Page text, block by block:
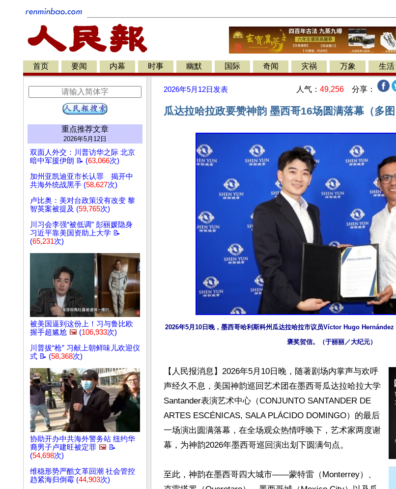
首页 要闻 内幕 时事 幽默 国际 奇闻 灾祸 万象 生活
重点推荐文章
2026年5月12日
双面人外交：川普访华之际 北京
暗中军援伊朗 📝 (63,066次)
加州亚凯迪亚市长认罪 揭开中
共海外统战黑手 (58,627次)
卢比奥：美对台政策没有改变 黎
智英案被提及 (59,765次)
川习会李强“被低调” 彭丽媛隐身
习近平靠美国资助上大学 📝
(65,231次)
被美国逼到这份上！习与鲁比欧
握手超尴尬 🖼️ (106,933次)
川普拔“枪” 习献上朝鲜味儿欢迎仪
式 📝 (58,368次)
协助开办中共海外警务站 纽约华
裔男子卢建旺被定罪 🖼️ 📝
(54,698次)
维稳形势严酷文革回潮 社会管控
趋紧海归倒霉 (44,903次)
2026年5月12日 发表 人气： 49,256 分享：
瓜达拉哈拉政要赞神韵 墨西哥16场圆满落幕（多图
2026年5月10日晚，墨西哥哈利斯科州瓜达拉哈拉市议员Víctor Hugo
褒奖贺信。（于丽丽／大纪元）
【人民报消息】2026年5月10日晚，随著剧场内掌声与欢呼
声经久不息，美国神韵巡回艺术团在墨西哥瓜达拉哈拉大学
Santander表演艺术中心（CONJUNTO SANTANDER DE
ARTES ESCÉNICAS, SALA PLÁCIDO DOMINGO）的最后
一场演出圆满落幕，在全场观众热情呼唤下，艺术家两度谢
幕，为神韵2026年墨西哥巡回演出划下圆满句点。
至此，神韵在墨西哥四大城市——蒙特雷（Monterrey）、